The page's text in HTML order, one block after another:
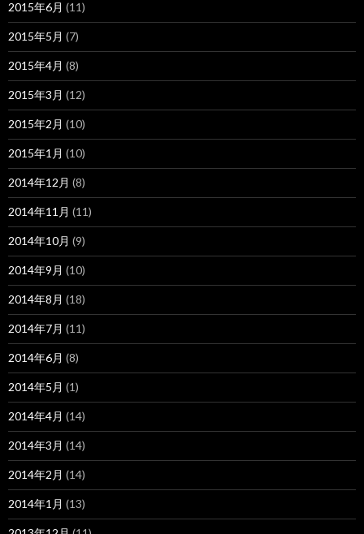
2015年6月 (11)
2015年5月 (7)
2015年4月 (8)
2015年3月 (12)
2015年2月 (10)
2015年1月 (10)
2014年12月 (8)
2014年11月 (11)
2014年10月 (9)
2014年9月 (10)
2014年8月 (18)
2014年7月 (11)
2014年6月 (8)
2014年5月 (1)
2014年4月 (14)
2014年3月 (14)
2014年2月 (14)
2014年1月 (13)